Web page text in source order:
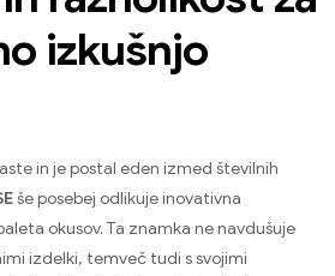
izkušnjo
in je postal eden izmed številnih
še posebej odlikuje inovativna
okusov. Ta znamka ne navdušuje
izdelki, temveč tudi s svojimi